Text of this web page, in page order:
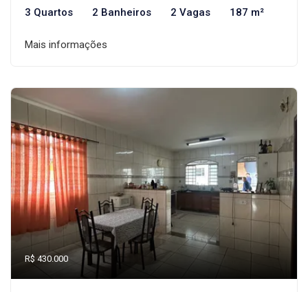
3 Quartos 2 Banheiros 2 Vagas 187 m²
Mais informações
R$ 430.000